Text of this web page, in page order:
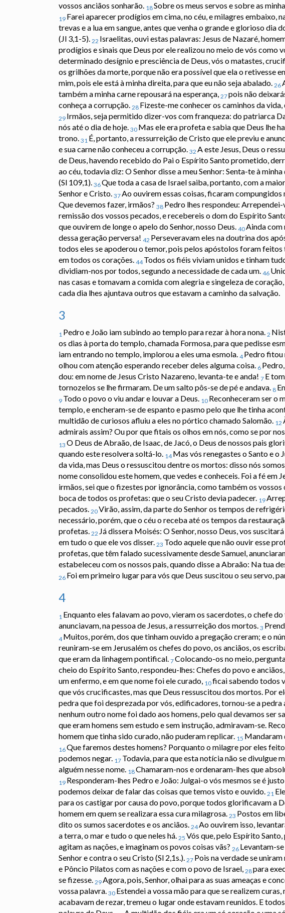
vossos anciãos sonharão. 18Sobre os meus servos e sobre as
19 Farei aparecer prodígios em cima, no céu, e milagres embaixo,
trevas e a lua em sangue, antes que venha o grande e glorioso dia
(Jl 3,1-5). 22 Israelitas, ouvi estas palavras: Jesus de Nazaré,
prodígios e sinais que Deus por ele realizou no meio de vós como
determinado desígnio e presciência de Deus, vós o matastes,
os grilhões da morte, porque não era possível que ela o retivesse
mim, pois ele está à minha direita, para que eu não seja abalado. 26
também a minha carne repousará na esperança, 27pois não
conheça a corrupção. 28 Fizeste-me conhecer os caminhos da
29 Irmãos, seja permitido dizer-vos com franqueza: do patriarca
nós até o dia de hoje. 30 Mas ele era profeta e sabia que Deus lhe
trono. 31 É, portanto, a ressurreição de Cristo que ele previu e
e sua carne não conheceu a corrupção. 32 A este Jesus, Deus o
de Deus, havendo recebido do Pai o Espírito Santo prometido,
ao céu, todavia diz: O Senhor disse a meu Senhor: Senta-te à
(Sl 109,1). 36Que toda a casa de Israel saiba, portanto, com a
Senhor e Cristo. 37Ao ouvirem essas coisas, ficaram
Que devemos fazer, irmãos? 38 Pedro lhes respondeu:
remissão dos vossos pecados, e recebereis o dom do Espírito
que ouvirem de longe o apelo do Senhor, nosso Deus. 40Ainda com
dessa geração perversa! 42 Perseveravam eles na doutrina dos
todos eles se apoderou o temor, pois pelos apóstolos foram
em todos os corações. 44 Todos os fiéis viviam unidos e tinham
dividiam-nos por todos, segundo a necessidade de cada um. 46
nas casas e tomavam a comida com alegria e singeleza de coração,
cada dia lhes ajuntava outros que estavam a caminho da salvação.
3
1 Pedro e João iam subindo ao templo para rezar à hora nona. 2
os dias à porta do templo, chamada Formosa, para que pedisse
iam entrando no templo, implorou a eles uma esmola. 4 Pedro fitou
olhou com atenção esperando receber deles alguma coisa. 6
dou: em nome de Jesus Cristo Nazareno, levanta-te e anda! 7 E
tornozelos se lhe firmaram. De um salto pôs-se de pé e andava. 8
9 Todo o povo o viu andar e louvar a Deus. 10 Reconheceram ser o
templo, e encheram-se de espanto e pasmo pelo que lhe tinha
multidão de curiosos afluiu a eles no pórtico chamado Salomão. 12
admirais assim? Ou por que fitais os olhos em nós, como se por
13 O Deus de Abraão, de Isaac, de Jacó, o Deus de nossos pais
quando este resolvera soltá-lo. 14 Mas vós renegastes o Santo e o
da vida, mas Deus o ressuscitou dentre os mortos: disso nós
nome consolidou este homem, que vedes e conheceis. Foi a fé em
irmãos, sei que o fizestes por ignorância, como também os vossos
boca de todos os profetas: que o seu Cristo devia padecer. 19
pecados. 20Virão, assim, da parte do Senhor os tempos de
necessário, porém, que o céu o receba até os tempos da
profetas. 22 Já dissera Moisés: O Senhor, nosso Deus, vos
em tudo o que ele vos disser. 23 Todo aquele que não ouvir esse
profetas, que têm falado sucessivamente desde Samuel,
estabeleceu com os nossos pais, quando disse a Abraão: Na tua
26 Foi em primeiro lugar para vós que Deus suscitou o seu servo,
4
1 Enquanto eles falavam ao povo, vieram os sacerdotes, o chefe
anunciavam, na pessoa de Jesus, a ressurreição dos mortos. 3
4 Muitos, porém, dos que tinham ouvido a pregação creram; e o
reuniram-se em Jerusalém os chefes do povo, os anciãos, os
que eram da linhagem pontifical. 7Colocando-os no meio,
cheio do Espírito Santo, respondeu-lhes: Chefes do povo e
um enfermo, e em que nome foi ele curado, 10ficai sabendo todos
que vós crucificastes, mas que Deus ressuscitou dos mortos. Por
pedra que foi desprezada por vós, edificadores, tornou-se a pedra
nenhum outro nome foi dado aos homens, pelo qual devamos ser
que eram homens sem estudo e sem instrução, admiravam-se.
homem que tinha sido curado, não puderam replicar. 15 Mandaram
16Que faremos destes homens? Porquanto o milagre por eles
podemos negar. 17 Todavia, para que esta notícia não se divulgue
alguém nesse nome. 18Chamaram-nos e ordenaram-lhes que
19 Responderam-lhes Pedro e João: Julgai-o vós mesmos se é
podemos deixar de falar das coisas que temos visto e ouvido. 21
para os castigar por causa do povo, porque todos glorificavam a
homem em quem se realizara essa cura milagrosa. 23 Postos em
dito os sumos sacerdotes e os anciãos. 24Ao ouvirem isso,
a terra, o mar e tudo o que neles há. 25 Vós que, pelo Espírito
agitam as nações, e imaginam os povos coisas vãs? 26 Levantam-
Senhor e contra o seu Cristo (Sl 2,1s.). 27 Pois na verdade se
e Pôncio Pilatos com as nações e com o povo de Israel, 28para
se fizesse. 29Agora, pois, Senhor, olhai para as suas ameaças e
vossa palavra. 30 Estendei a vossa mão para que se realizem
acabavam de rezar, tremeu o lugar onde estavam reunidos. E